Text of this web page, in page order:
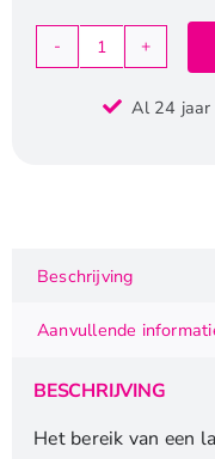
TP-
TL-
USB
Adapter
Mbps
|
Al 24
Beschrijving
Aanvullende
BESCHRIJVING
Het bereik van een